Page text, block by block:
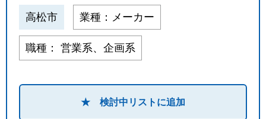
高松市 業種：メーカー
職種： 営業系、企画系
★ 検討中リストに追加